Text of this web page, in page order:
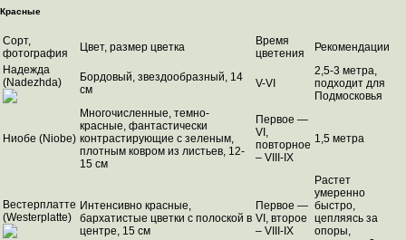
Красные
Сорт,
фотография
Цвет, размер цветка
Время
цветения
Рекомендации
Надежда
(Nadezhda)
Бордовый, звездообразный, 14
см
V-VI
2,5-3 метра,
подходит для
Подмосковья
Ниобе (Niobe)
Многочисленные, темно-
красные, фантастически
контрастирующие с зеленым,
плотным ковром из листьев, 12-
15 см
Первое —
VI,
повторное
– VIII-IX
1,5 метра
Вестерплатте
(Westerplatte)
Интенсивно красные,
бархатистые цветки с полоской в
​​центре, 15 см
Первое —
VI, второе
– VIII-IX
Растет
умеренно
быстро,
цепляясь за
опоры,